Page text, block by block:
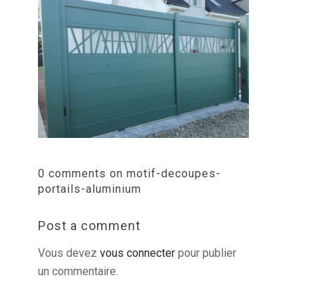
0 comments on motif-decoupes-
portails-aluminium
Post a comment
Vous devez vous connecter pour publier
un commentaire.